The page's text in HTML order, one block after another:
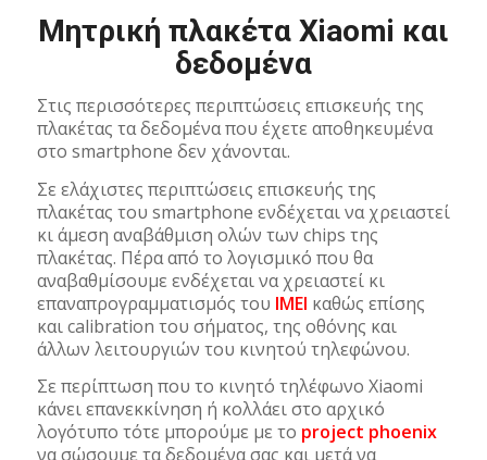
Μητρική πλακέτα Xiaomi και
δεδομένα
Στις περισσότερες περιπτώσεις επισκευής της
πλακέτας τα δεδομένα που έχετε αποθηκευμένα
στο smartphone δεν χάνονται.
Σε ελάχιστες περιπτώσεις επισκευής της
πλακέτας του smartphone ενδέχεται να χρειαστεί
κι άμεση αναβάθμιση ολών των chips της
πλακέτας. Πέρα από το λογισμικό που θα
αναβαθμίσουμε ενδέχεται να χρειαστεί κι
επαναπρογραμματισμός του IMEI καθώς επίσης
και calibration του σήματος, της οθόνης και
άλλων λειτουργιών του κινητού τηλεφώνου.
Σε περίπτωση που το κινητό τηλέφωνο Xiaomi
κάνει επανεκκίνηση ή κολλάει στο αρχικό
λογότυπο τότε μπορούμε με το project phoenix
να σώσουμε τα δεδομένα σας και μετά να